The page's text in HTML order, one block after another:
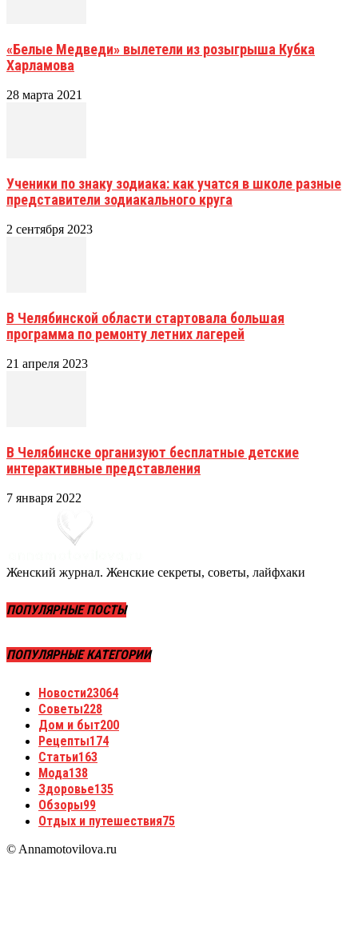
«Белые Медведи» вылетели из розыгрыша Кубка
Харламова
28 марта 2021
Ученики по знаку зодиака: как учатся в школе разные
представители зодиакального круга
2 сентября 2023
В Челябинской области стартовала большая
программа по ремонту летних лагерей
21 апреля 2023
В Челябинске организуют бесплатные детские
интерактивные представления
7 января 2022
Женский журнал. Женские секреты, советы, лайфхаки
ПОПУЛЯРНЫЕ ПОСТЫ
ПОПУЛЯРНЫЕ КАТЕГОРИИ
Новости23064
Советы228
Дом и быт200
Рецепты174
Статьи163
Мода138
Здоровье135
Обзоры99
Отдых и путешествия75
© Annamotovilova.ru